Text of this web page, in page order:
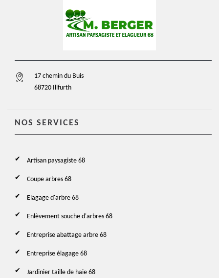
17 chemin du Buis
68720 Illfurth
NOS SERVICES
Artisan paysagiste 68
Coupe arbres 68
Elagage d'arbre 68
Enlèvement souche d'arbres 68
Entreprise abattage arbre 68
Entreprise élagage 68
Jardinier taille de haie 68